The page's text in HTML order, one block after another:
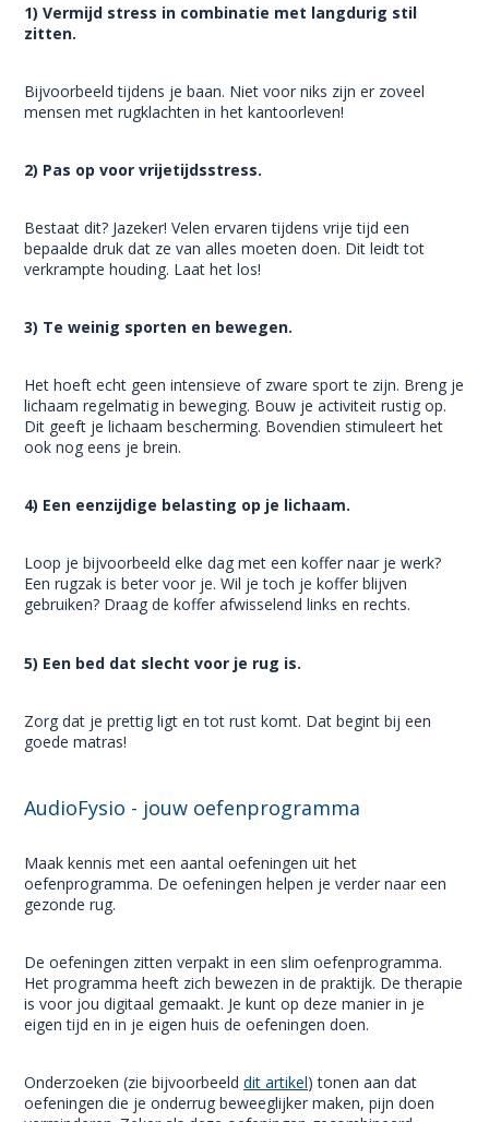
1) Vermijd stress in combinatie met langdurig stil
zitten.
Bijvoorbeeld tijdens je baan. Niet voor niks zijn er zoveel
mensen met rugklachten in het kantoorleven!
2) Pas op voor vrijetijdsstress.
Bestaat dit? Jazeker! Velen ervaren tijdens vrije tijd een
bepaalde druk dat ze van alles moeten doen. Dit leidt tot
verkrampte houding. Laat het los!
3) Te weinig sporten en bewegen.
Het hoeft echt geen intensieve of zware sport te zijn. Breng je
lichaam regelmatig in beweging. Bouw je activiteit rustig op.
Dit geeft je lichaam bescherming. Bovendien stimuleert het
ook nog eens je brein.
4) Een eenzijdige belasting op je lichaam.
Loop je bijvoorbeeld elke dag met een koffer naar je werk?
Een rugzak is beter voor je. Wil je toch je koffer blijven
gebruiken? Draag de koffer afwisselend links en rechts.
5) Een bed dat slecht voor je rug is.
Zorg dat je prettig ligt en tot rust komt. Dat begint bij een
goede matras!
AudioFysio - jouw oefenprogramma
Maak kennis met een aantal oefeningen uit het
oefenprogramma. De oefeningen helpen je verder naar een
gezonde rug.
De oefeningen zitten verpakt in een slim oefenprogramma.
Het programma heeft zich bewezen in de praktijk. De therapie
is voor jou digitaal gemaakt. Je kunt op deze manier in je
eigen tijd en in je eigen huis de oefeningen doen.
Onderzoeken (zie bijvoorbeeld dit artikel) tonen aan dat
oefeningen die je onderrug beweeglijker maken, pijn doen